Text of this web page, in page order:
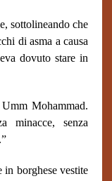
sottolineando che
di asma a causa
dovuto stare in
Mohammad.
minacce, senza
in borghese vestite